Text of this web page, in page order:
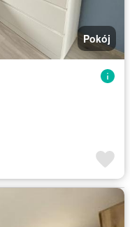
Pokój